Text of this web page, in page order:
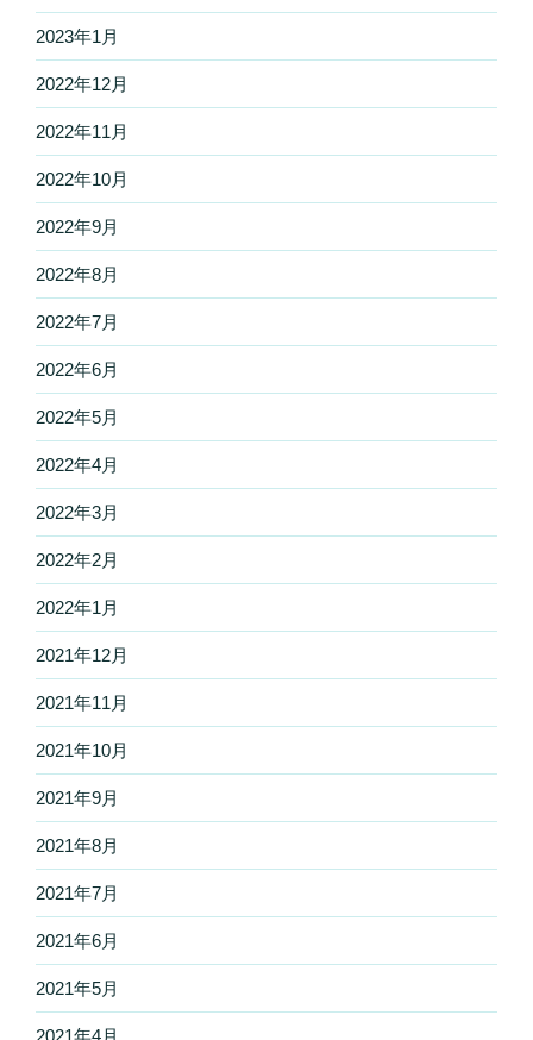
2023年1月
2022年12月
2022年11月
2022年10月
2022年9月
2022年8月
2022年7月
2022年6月
2022年5月
2022年4月
2022年3月
2022年2月
2022年1月
2021年12月
2021年11月
2021年10月
2021年9月
2021年8月
2021年7月
2021年6月
2021年5月
2021年4月